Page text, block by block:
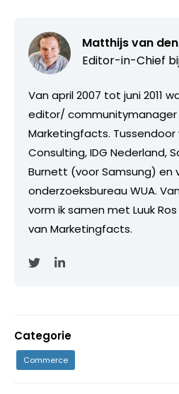
Matthijs van
Editor-in-Chief
Van april 2007 tot juni 2011
editor/
Marketingfacts. Tussendoor
Consulting, IDG Nederland,
Burnett (voor Samsung) en
onderzoeksbureau WUA.
vorm ik samen met Luuk
van Marketingfacts.
Categorie
Commerce